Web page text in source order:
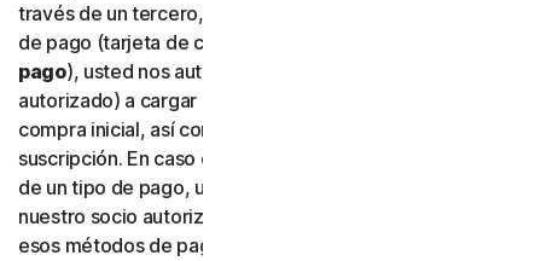
través de un tercero, cuando nos facilite su información
de pago (tarjeta de crédito o débito u otro
pago), usted nos autoriza a nosotros (o a nuestro socio
autorizado) a cargar en su tipo de pago el importe de la
compra inicial, así como las renovaciones de la
suscripción. En caso de que proporcione y almacene más
de un tipo de pago, usted nos autoriza a nosotros (o a
nuestro socio autorizado) a cargar automáticamente
esos métodos de pago alternativos si se produce algún